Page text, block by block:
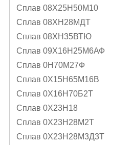
Сплав 08Х25Н50М10
Сплав 08ХН28МДТ
Сплав 08ХН35ВТЮ
Сплав 09Х16Н25М6АФ
Сплав 0Н70М27Ф
Сплав 0Х15Н65М16В
Сплав 0Х16Н70Б2Т
Сплав 0Х23Н18
Сплав 0Х23Н28М2Т
Сплав 0Х23Н28М3Д3Т